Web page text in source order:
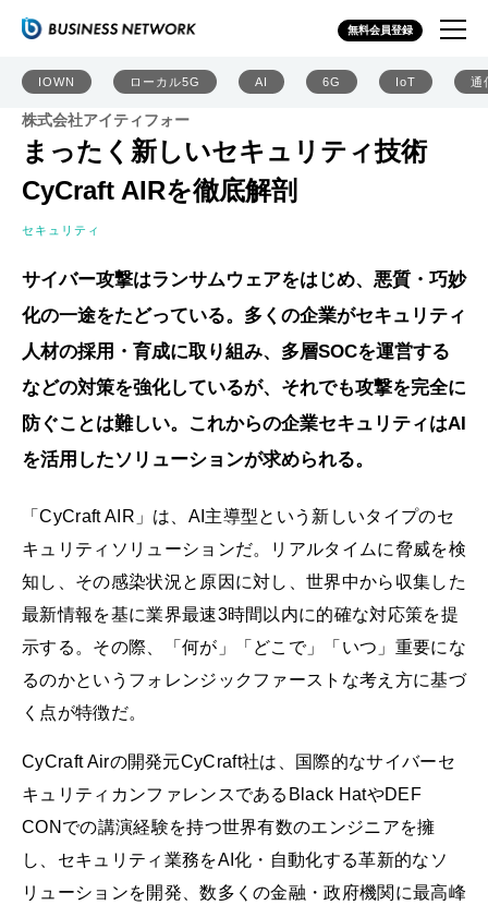
無料会員登録
IOWN ローカル5G AI 6G IoT 通
株式会社アイティフォー
まったく新しいセキュリティ技術
CyCraft AIRを徹底解剖
セキュリティ
サイバー攻撃はランサムウェアをはじめ、悪質・巧妙
化の一途をたどっている。多くの企業がセキュリティ
人材の採用・育成に取り組み、多層SOCを運営する
などの対策を強化しているが、それでも攻撃を完全に
防ぐことは難しい。これからの企業セキュリティはAI
を活用したソリューションが求められる。
「CyCraft AIR」は、AI主導型という新しいタイプのセ
キュリティソリューションだ。リアルタイムに脅威を検
知し、その感染状況と原因に対し、世界中から収集した
最新情報を基に業界最速3時間以内に的確な対応策を提
示する。その際、「何が」「どこで」「いつ」重要にな
るのかというフォレンジックファーストな考え方に基づ
く点が特徴だ。
CyCraft Airの開発元CyCraft社は、国際的なサイバーセ
キュリティカンファレンスであるBlack HatやDEF
CONでの講演経験を持つ世界有数のエンジニアを擁
し、セキュリティ業務をAI化・自動化する革新的なソ
リューションを開発、数多くの金融・政府機関に最高峰